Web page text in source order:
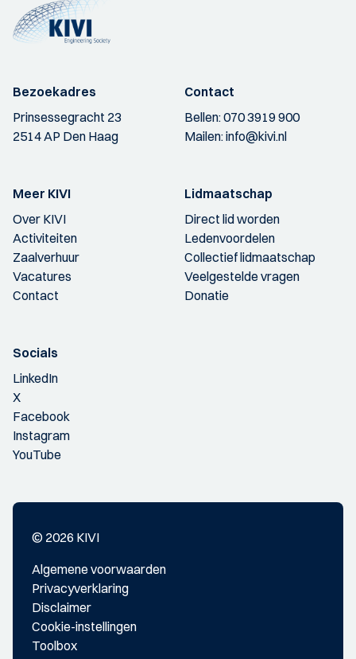
Bezoekadres
Prinsessegracht 23
2514 AP Den Haag
Contact
Bellen:070 3919 900
Mailen:info@kivi.nl
Meer KIVI
Over KIVI
Activiteiten
Zaalverhuur
Vacatures
Contact
Lidmaatschap
Direct lid worden
Ledenvoordelen
Collectief lidmaatschap
Veelgestelde vragen
Donatie
Socials
LinkedIn
X
Facebook
Instagram
YouTube
© 2026 KIVI
Algemene voorwaarden
Privacyverklaring
Disclaimer
Cookie-instellingen
Toolbox